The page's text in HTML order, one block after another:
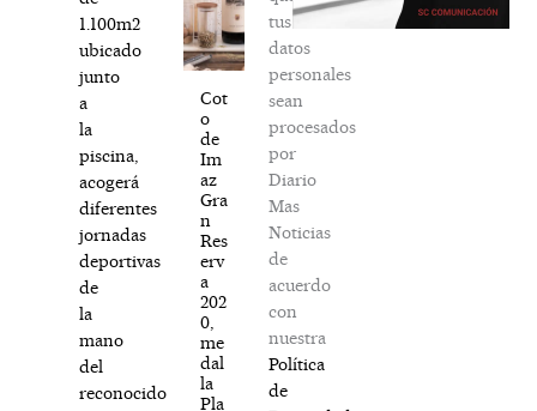
1.100m2
ubicado
junto
a
la
piscina,
acogerá
diferentes
jornadas
deportivas
de
la
mano
del
reconocido
Cot
o
de
Im
az
Gra
n
Res
erv
a
202
0,
me
dal
la
Pla
tus
datos
personales
sean
procesados
por
Diario
Mas
Noticias
de
acuerdo
con
nuestra
Política
de